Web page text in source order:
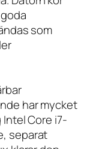
som
har mycket
Core i7-
separat